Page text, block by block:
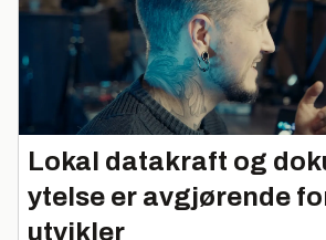
Lokal datakraft og
ytelse er avgjørende
utvikler